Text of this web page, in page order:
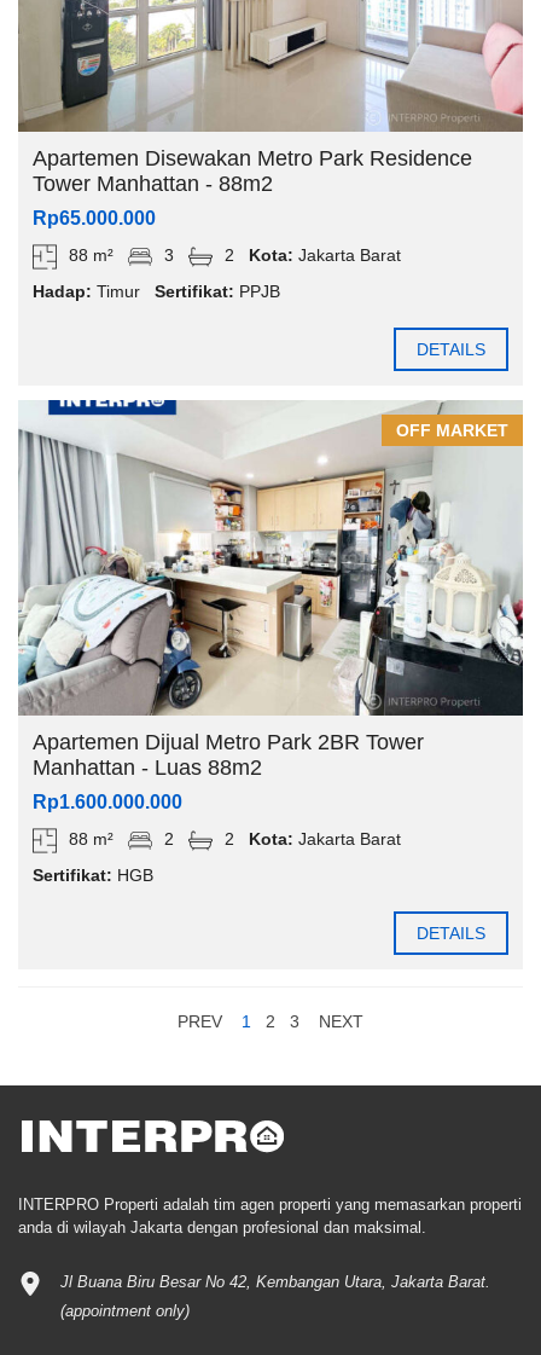
Apartemen Disewakan Metro Park Residence
Tower Manhattan - 88m2
Rp65.000.000
88 m² 3 2 Kota: Jakarta Barat
Hadap: Timur Sertifikat: PPJB
DETAILS
OFF MARKET
Apartemen Dijual Metro Park 2BR Tower
Manhattan - Luas 88m2
Rp1.600.000.000
88 m² 2 2 Kota: Jakarta Barat
Sertifikat: HGB
DETAILS
PREV 1 2 3 NEXT
INTERPRO Properti adalah tim agen properti yang memasarkan properti
anda di wilayah Jakarta dengan profesional dan maksimal.
Jl Buana Biru Besar No 42, Kembangan Utara, Jakarta Barat.
(appointment only)